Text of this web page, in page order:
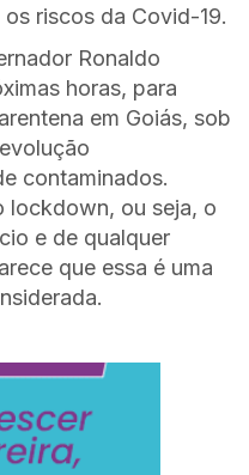
riscos da Covid-19.
Ronaldo
horas, para
em Goiás, sob
contaminados.
lockdown, ou seja, o
e de qualquer
que essa é uma